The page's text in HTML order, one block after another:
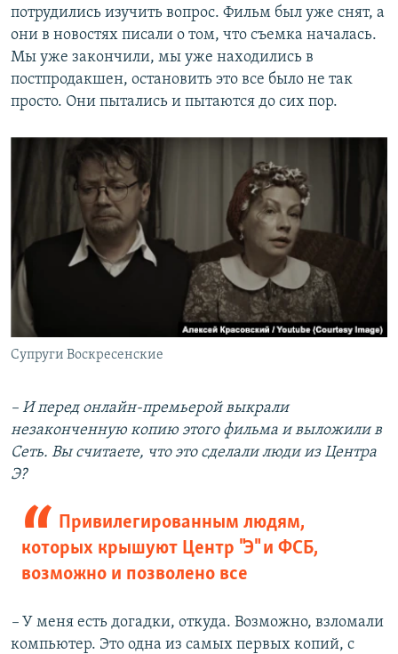
потрудились изучить вопрос. Фильм был уже снят, а
они в новостях писали о том, что съемка началась.
Мы уже закончили, мы уже находились в
постпродакшен, остановить это все было не так
просто. Они пытались и пытаются до сих пор.
Супруги Воскресенские
– И перед онлайн-премьерой выкрали
незаконченную копию этого фильма и выложили в
Сеть. Вы считаете, что это сделали люди из Центра
Э?
Привилегированным людям,
которых крышуют Центр "Э" и ФСБ,
возможно и позволено все
– У меня есть догадки, откуда. Возможно, взломали
компьютер. Это одна из самых первых копий, с